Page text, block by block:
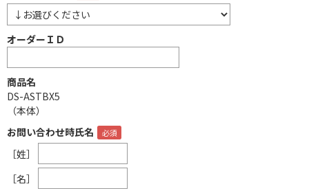
オーダーＩＤ
商品名
DS-ASTBX5
（本体）
お問い合わせ時氏名
［姓］
［名］